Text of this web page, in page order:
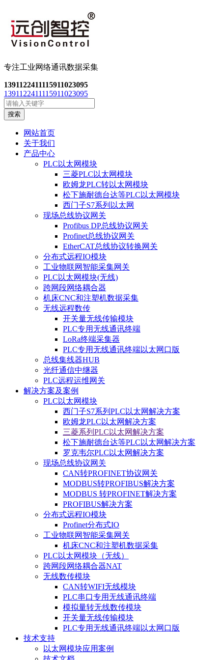
专注工业网络通讯数据采集
1391122411115911023095
1391122411115911023095
搜索
网站首页
关于我们
产品中心
PLC以太网模块
三菱PLC以太网模块
欧姆龙PLC转以太网模块
松下施耐德台达等PLC以太网模块
西门子S7系列以太网
现场总线协议网关
Profibus DP总线协议网关
Profinet总线协议网关
EtherCAT总线协议转换网关
分布式远程IO模块
工业物联网智能采集网关
PLC以太网模块(无线)
跨网段网络耦合器
机床CNC和注塑机数据采集
无线远程数传
开关量无线传输模块
PLC专用无线通讯终端
LoRa终端采集器
PLC专用无线通讯终端以太网口版
总线集线器HUB
光纤通信中继器
PLC远程运维网关
解决方案及案例
PLC以太网模块
西门子S7系列PLC以太网解决方案
欧姆龙PLC以太网解决方案
三菱系列PLC以太网解决方案
松下施耐德台达等PLC以太网解决方案
罗克韦尔PLC以太网解决方案
现场总线协议网关
CAN转PROFINET协议网关
MODBUS转PROFIBUS解决方案
MODBUS 转PROFINET解决方案
PROFIBUS解决方案
分布式远程IO模块
Profinet分布式IO
工业物联网智能采集网关
机床CNC和注塑机数据采集
PLC以太网模块（无线）
跨网段网络耦合器NAT
无线数传模块
CAN转WIFI无线模块
PLC串口专用无线通讯终端
模拟量转无线数传模块
开关量无线传输模块
PLC专用无线通讯终端以太网口版
技术支持
以太网模块应用案例